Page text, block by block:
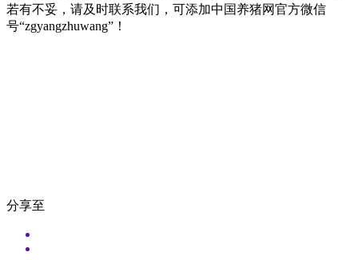
若有不妥，请及时联系我们，可添加中国养猪网官方微信
号“zgyangzhuwang”！
分享至